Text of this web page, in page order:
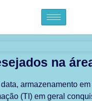
na
armazenamento
(TI) em geral